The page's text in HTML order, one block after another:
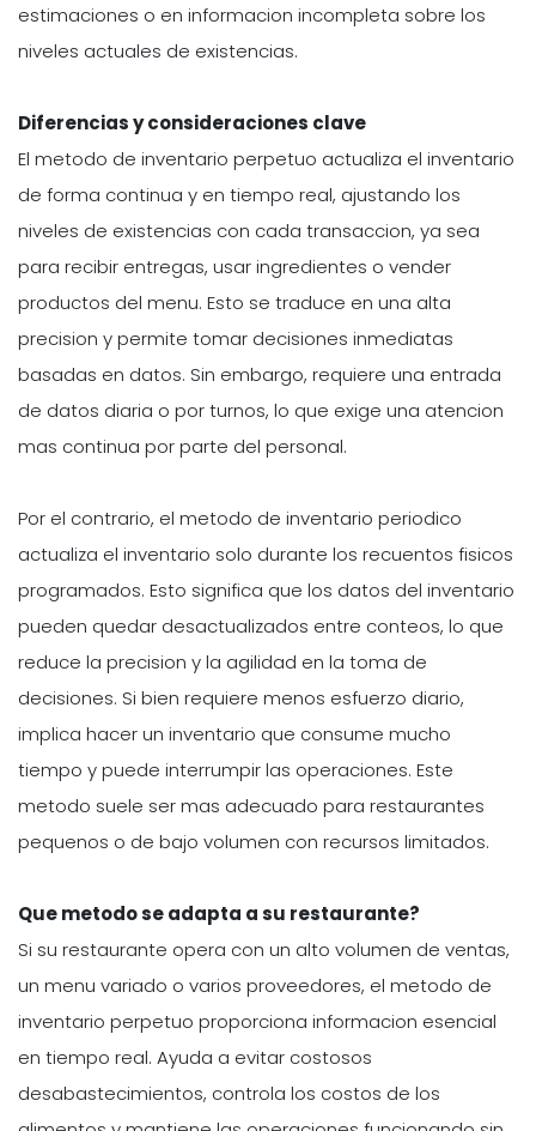
estimaciones o en informacion incompleta sobre los
niveles actuales de existencias.
Diferencias y consideraciones clave
El metodo de inventario perpetuo actualiza el inventario
de forma continua y en tiempo real, ajustando los
niveles de existencias con cada transaccion, ya sea
para recibir entregas, usar ingredientes o vender
productos del menu. Esto se traduce en una alta
precision y permite tomar decisiones inmediatas
basadas en datos. Sin embargo, requiere una entrada
de datos diaria o por turnos, lo que exige una atencion
mas continua por parte del personal.
Por el contrario, el metodo de inventario periodico
actualiza el inventario solo durante los recuentos fisicos
programados. Esto significa que los datos del inventario
pueden quedar desactualizados entre conteos, lo que
reduce la precision y la agilidad en la toma de
decisiones. Si bien requiere menos esfuerzo diario,
implica hacer un inventario que consume mucho
tiempo y puede interrumpir las operaciones. Este
metodo suele ser mas adecuado para restaurantes
pequenos o de bajo volumen con recursos limitados.
Que metodo se adapta a su restaurante?
Si su restaurante opera con un alto volumen de ventas,
un menu variado o varios proveedores, el metodo de
inventario perpetuo proporciona informacion esencial
en tiempo real. Ayuda a evitar costosos
desabastecimientos, controla los costos de los